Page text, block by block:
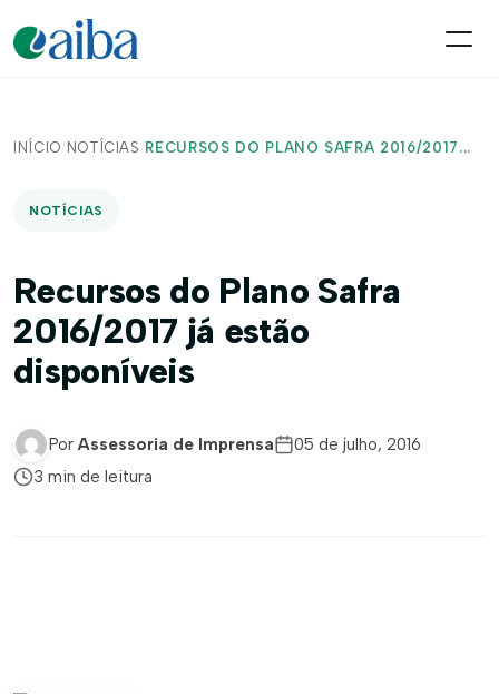
INÍCIO/ NOTÍCIAS / RECURSOS DO PLANO SAFRA 2016/2017...
NOTÍCIAS
Recursos do Plano Safra
2016/2017 já estão
disponíveis
Por Assessoria de Imprensa
05 de julho, 2016
3 min de leitura